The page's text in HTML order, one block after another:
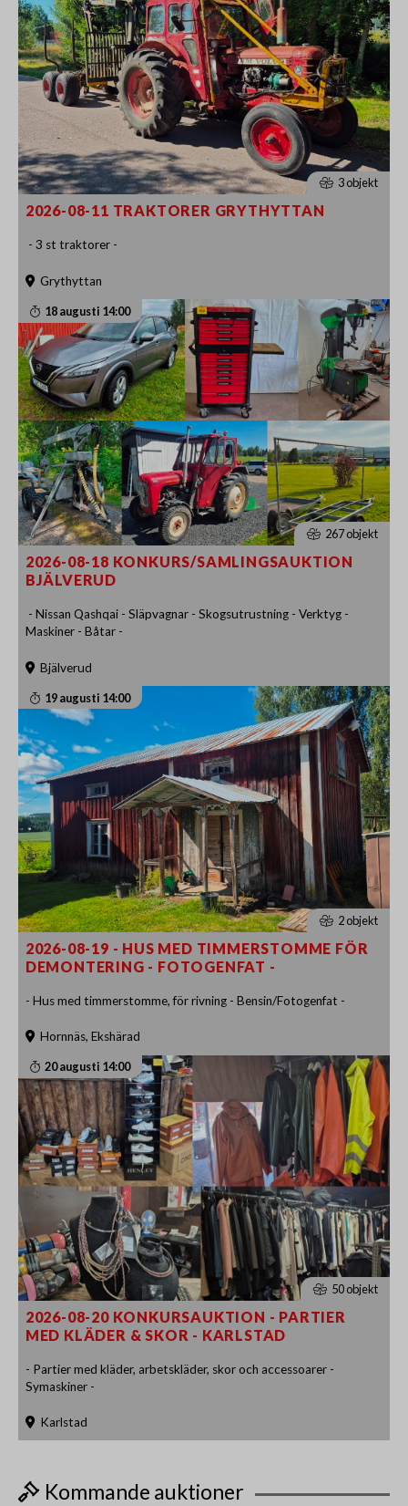
3 objekt
2026-08-11 TRAKTORER GRYTHYTTAN
- 3 st traktorer -
Grythyttan
18 augusti 14:00
267 objekt
2026-08-18 KONKURS/SAMLINGSAUKTION
BJÄLVERUD
- Nissan Qashqai - Släpvagnar - Skogsutrustning - Verktyg -
Maskiner - Båtar -
Bjälverud
19 augusti 14:00
2 objekt
2026-08-19 - HUS MED TIMMERSTOMME FÖR
DEMONTERING - FOTOGENFAT -
- Hus med timmerstomme, för rivning - Bensin/Fotogenfat -
Hornnäs, Ekshärad
20 augusti 14:00
50 objekt
2026-08-20 KONKURSAUKTION - PARTIER
MED KLÄDER & SKOR - KARLSTAD
- Partier med kläder, arbetskläder, skor och accessoarer -
Symaskiner -
Karlstad
Kommande auktioner